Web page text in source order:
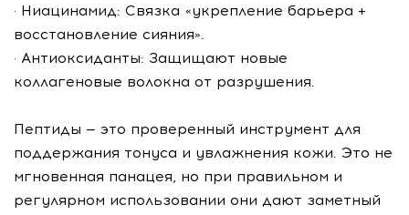
· Ниацинамид: Связка «укрепление барьера +
восстановление сияния».
· Антиоксиданты: Защищают новые
коллагеновые волокна от разрушения.
Пептиды — это проверенный инструмент для
поддержания тонуса и увлажнения кожи. Это не
мгновенная панацея, но при правильном и
регулярном использовании они дают заметный